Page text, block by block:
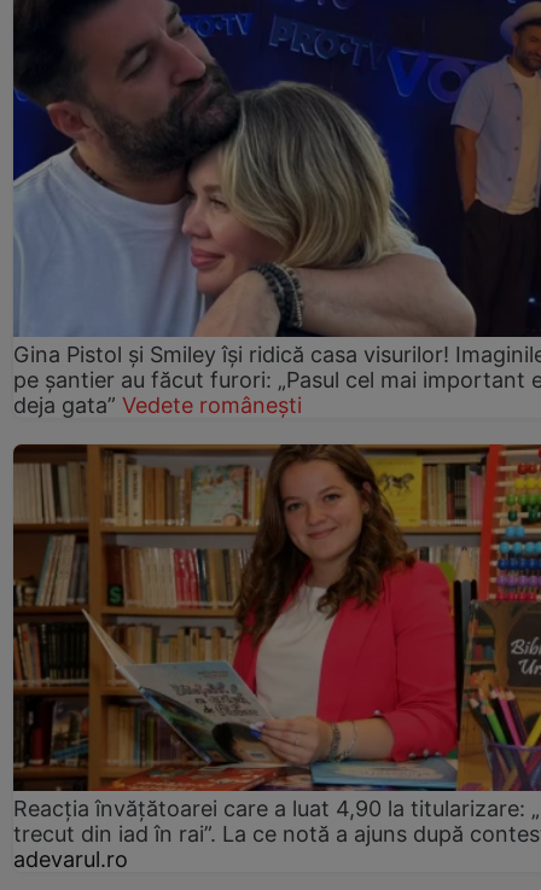
Gina Pistol și Smiley își ridică casa visurilor!
pe șantier au făcut furori: „Pasul cel mai important
deja gata” Vedete românești
Reacția învățătoarei care a luat 4,90 la titularizare:
trecut din iad în rai”. La ce notă a ajuns după
adevarul.ro